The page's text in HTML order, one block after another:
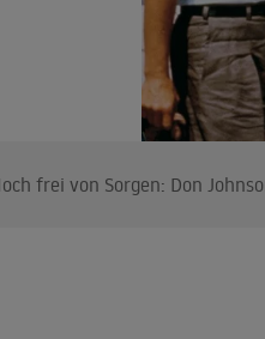
frei von Sorgen: Don